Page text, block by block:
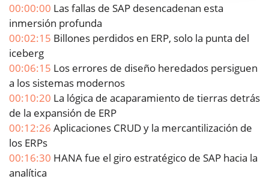
00:00:00 Las fallas de SAP desencadenan esta
inmersión profunda
00:02:15 Billones perdidos en ERP, solo la punta del
iceberg
00:06:15 Los errores de diseño heredados persiguen
a los sistemas modernos
00:10:20 La lógica de acaparamiento de tierras detrás
de la expansión de ERP
00:12:26 Aplicaciones CRUD y la mercantilización de
los ERPs
00:16:30 HANA fue el giro estratégico de SAP hacia la
analítica